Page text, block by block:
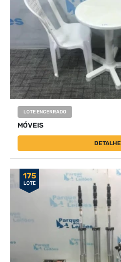
LOTE ENCERRADO
MÓVEIS
175
LOTE